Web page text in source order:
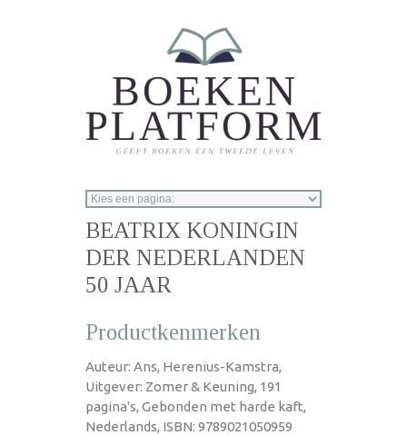
BEATRIX KONINGIN
DER NEDERLANDEN
50 JAAR
Productkenmerken
Auteur: Ans, Herenius-Kamstra,
Uitgever: Zomer & Keuning, 191
pagina's, Gebonden met harde kaft,
Nederlands, ISBN: 9789021050959